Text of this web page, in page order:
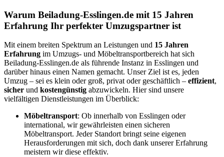
Warum Beiladung-Esslingen.de mit 15 Jahren
Erfahrung Ihr perfekter Umzugspartner ist
Mit einem breiten Spektrum an Leistungen und 15 Jahren
Erfahrung im Umzugs- und Möbeltransportbereich hat sich
Beiladung-Esslingen.de als führende Instanz in Esslingen und
darüber hinaus einen Namen gemacht. Unser Ziel ist es, jeden
Umzug – sei es klein oder groß, privat oder geschäftlich – effizient,
sicher und kostengünstig abzuwickeln. Hier sind unsere
vielfältigen Dienstleistungen im Überblick:
Möbeltransport: Ob innerhalb von Esslingen oder
international, wir gewährleisten einen sicheren
Möbeltransport. Jeder Standort bringt seine eigenen
Herausforderungen mit sich, doch dank unserer Erfahrung
meistern wir diese effektiv.